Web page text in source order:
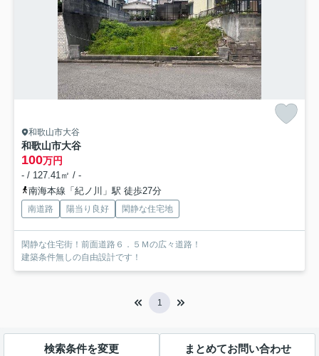
和歌山市大谷
和歌山市大谷
100万円
- / 127.41㎡ / -
南海本線「紀ノ川」駅 徒歩27分
南道路 陽当り良好 閑静な住宅地
閑静な住宅街！前面道路６．５Ｍの広々道路！
建築条件無しの自由設計です！
1
検索条件を変更 まとめてお問い合わせ